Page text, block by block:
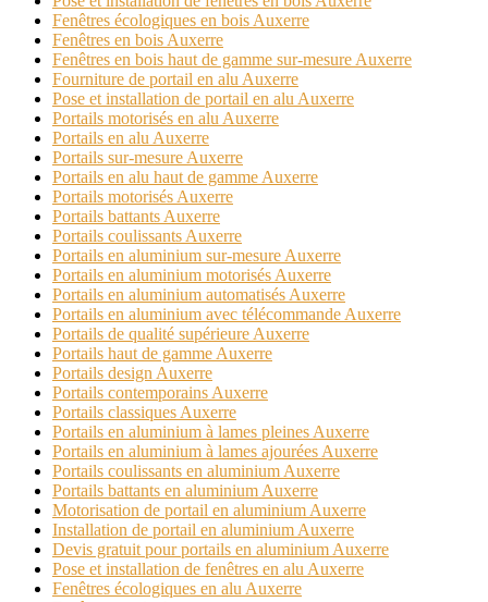
Fenêtres écologiques en bois Auxerre
Fenêtres en bois Auxerre
Fenêtres en bois haut de gamme sur-mesure Auxerre
Fourniture de portail en alu Auxerre
Pose et installation de portail en alu Auxerre
Portails motorisés en alu Auxerre
Portails en alu Auxerre
Portails sur-mesure Auxerre
Portails en alu haut de gamme Auxerre
Portails motorisés Auxerre
Portails battants Auxerre
Portails coulissants Auxerre
Portails en aluminium sur-mesure Auxerre
Portails en aluminium motorisés Auxerre
Portails en aluminium automatisés Auxerre
Portails en aluminium avec télécommande Auxerre
Portails de qualité supérieure Auxerre
Portails haut de gamme Auxerre
Portails design Auxerre
Portails contemporains Auxerre
Portails classiques Auxerre
Portails en aluminium à lames pleines Auxerre
Portails en aluminium à lames ajourées Auxerre
Portails coulissants en aluminium Auxerre
Portails battants en aluminium Auxerre
Motorisation de portail en aluminium Auxerre
Installation de portail en aluminium Auxerre
Devis gratuit pour portails en aluminium Auxerre
Pose et installation de fenêtres en alu Auxerre
Fenêtres écologiques en alu Auxerre